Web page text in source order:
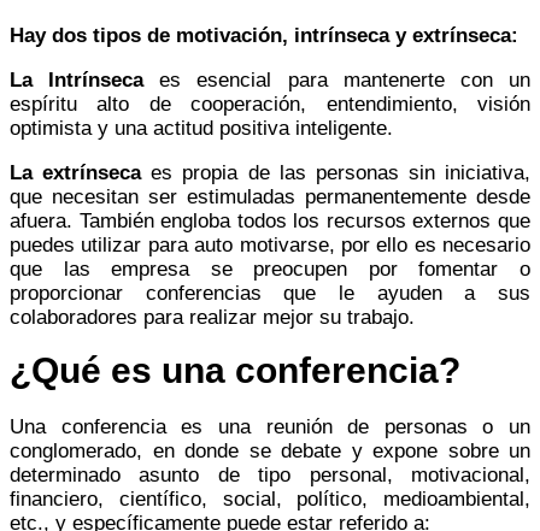
Hay dos tipos de motivación, intrínseca y extrínseca:
La Intrínsecaes esencial para mantenerte con un
espíritu alto de cooperación, entendimiento, visión
optimista y una actitud positiva inteligente.
La extrínsecaes propia de las personas sin iniciativa,
que necesitan ser estimuladas permanentemente desde
afuera. También engloba todos los recursos externos que
puedes utilizar para auto motivarse, por ello es necesario
que las empresa se preocupen por fomentar o
proporcionar conferencias que le ayuden a sus
colaboradores para realizar mejor su trabajo.
¿Qué es una conferencia?
Una conferencia es una reunión de personas o un
conglomerado, en donde se debate y expone sobre un
determinado asunto de tipo personal, motivacional,
financiero, científico, social, político, medioambiental,
etc., y específicamente puede estar referido a: